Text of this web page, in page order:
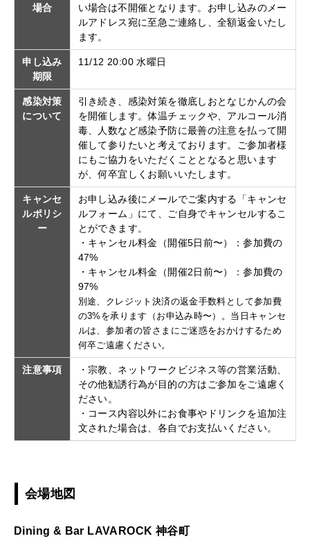
場合
い場合は不開催となります。お申し込みのメー
ルアドレス宛に至急ご連絡し、全額返金いたし
ます。
申し込み
期限
11/12 20:00 水曜日
感染対策
について
引き続き、感染対策を徹底しおとなじかんの会
を開催します。体温チェックや、アルコール消
毒、人数など感染予防に最善の注意を払って開
催して参りたいと考えております。ご参加者様
にもご協力をいただくこととなると思います
が、何卒宜しくお願いいたします。
キャンセ
ルポリシ
ー
お申し込み後にメールでご案内する「キャンセ
ルフォーム」にて、ご自身でキャンセルするこ
とができます。
・キャンセル料金（開催5日前〜）：参加費の
47%
・キャンセル料金（開催2日前〜）：参加費の
97%
別途、クレジット決済の返金手数料として参加費
の3%を承ります（お申込み時〜）。当日キャンセ
ルは、参加者の皆さまにご迷惑をおかけするため
何卒ご遠慮ください。
注意事項
・宗教、ネットワークビジネス等の営業活動、
その他勧誘行為が目的の方はご参加をご遠慮く
ださい。
・コース内容以外にお食事やドリンクを追加注
文された場合は、各自でお支払いください。
会場地図
Dining & Bar LAVAROCK 神谷町